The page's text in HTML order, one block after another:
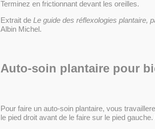
Terminez en frictionnant devant les oreilles.
Extrait de Le guide des réflexologies plantaire,
Albin Michel.
Auto-soin plantaire pour
Pour faire un auto-soin plantaire, vous
le pied droit avant de le faire sur le pied